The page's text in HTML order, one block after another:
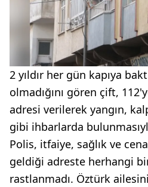
2 yıldır her gün kapıya
olmadığını gören çift,
adresi verilerek yangın,
gibi ihbarlarda
Polis, itfaiye, sağlık ve
geldiği adreste herhangi
rastlanmadı. Öztürk